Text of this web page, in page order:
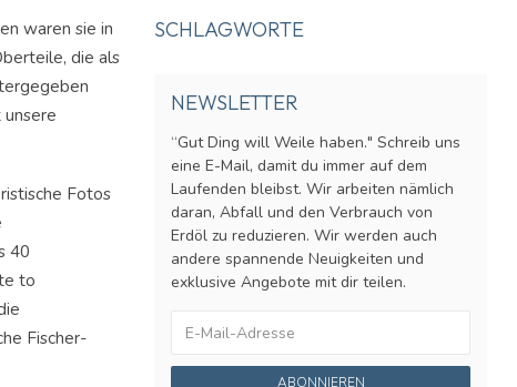
waren sie in
die als
Fotos
40
to
Fischer-
SCHLAGWORTE
NEWSLETTER
“Gut Ding will Weile haben." Schreib uns
eine E-Mail, damit du immer auf dem
Laufenden bleibst. Wir arbeiten nämlich
daran, Abfall und den Verbrauch von
Erdöl zu reduzieren. Wir werden auch
andere spannende Neuigkeiten und
exklusive Angebote mit dir teilen.
ABONNIEREN